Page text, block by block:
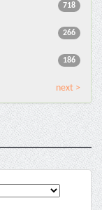
718
266
186
next >